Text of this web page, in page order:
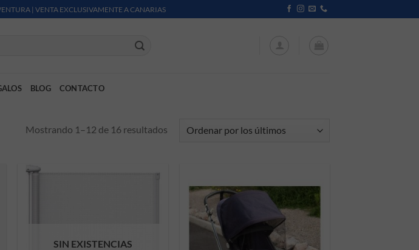
| VENTA EXCLUSIVAMENTE A CANARIAS
BLOG CONTACTO
Mostrando 1–12 de 16 resultadosOrdenado por los últimos
SIN EXISTENCIAS